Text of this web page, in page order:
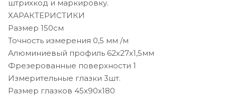
штрихкод и маркировку.
ХАРАКТЕРИСТИКИ
Размер 150см
Точность измерения 0,5 мм /м
Алюминиевый профиль 62х27х1,5мм
Фрезерованные поверхности 1
Измерительные глазки 3шт.
Размер глазков 45х90х180